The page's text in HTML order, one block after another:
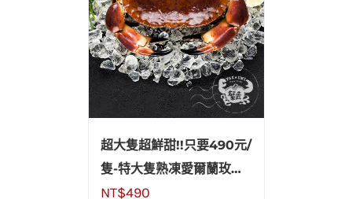
超大隻超鮮甜!!只要490元/
隻-特大隻熟凍愛爾蘭玫瑰
蟹(玫瑰膏蟹)800~1000g/
NT$490